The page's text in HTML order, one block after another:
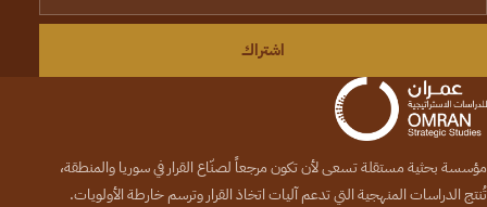
اشتراك
مؤسسة بحثية مستقلة تسعى لأن تكون مرجعاً لصنّاع القرار في سوريا والمنطقة،
تُنتج الدراسات المنهجية التي تدعم آليات اتخاذ القرار وترسم خارطة الأولويات.